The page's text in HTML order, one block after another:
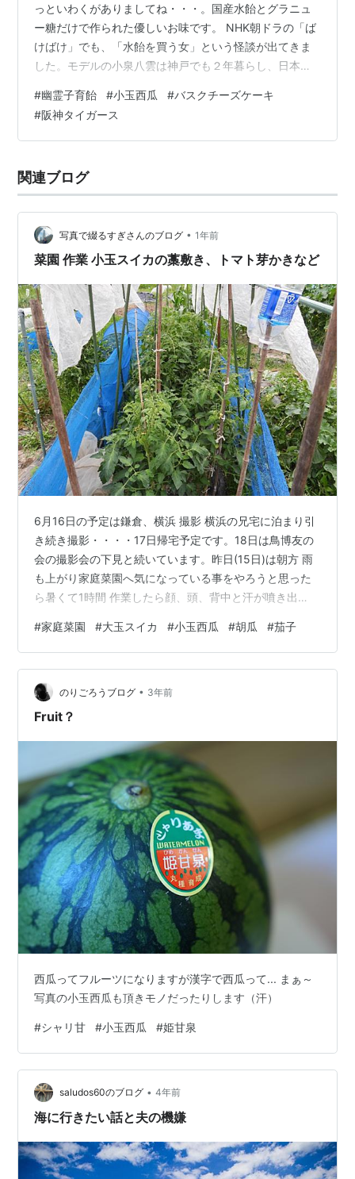
っといわくがありましてね・・・。国産水飴とグラニュ
ー糖だけで作られた優しいお味です。 NHK朝ドラの「ば
けばけ」でも、「水飴を買う女」という怪談が出てきま
した。モデルの小泉八雲は神戸でも２年暮らし、日本に
てました。 スイカ大好き夫婦ですが、今年も丸ごとスイ
カは小玉で済みそうです。大玉をガシガシ食べてたころ
があったなんて、自分でも信じられません。 デンマーク
たので、昨日英語クラスのあと、お仲間と行ってきまし
た。いただいたのはバスクチーズケーキとアイ…
#幽霊子育飴 #小玉西瓜 #バスクチーズケーキ
#阪神タイガース
関連ブログ
写真で綴るすぎさんのブログ • 1年前
菜園 作業 小玉スイカの藁敷き、トマト芽かきなど
6月16日の予定は鎌倉、横浜 撮影 横浜の兄宅に泊まり引
き続き撮影・・・・17日帰宅予定です。18日は鳥博友の
会の撮影会の下見と続いています。昨日(15日)は朝方 雨
も上がり家庭菜園へ気になっている事をやろうと思った
ら暑くて1時間 作業したら顔、頭、背中と汗が噴き出
たら34℃と異常な高さでした。これからは朝 早く畑作業
しなければと思っています。6月15日は家庭菜園の畑仕事
した後、御茶ノ水へ用事出かけて一日が終わりました。
大玉トマト一本仕立て 脇芽かきと紐で固定 大玉トマト12
本 大きくなっています。一本に現在約8個点いていま
#家庭菜園 #大玉スイカ #小玉西瓜 #胡瓜 #茄子
のりごろうブログ • 3年前
Fruit？
西瓜ってフルーツになりますが漢字で西瓜って... まぁ～
写真の小玉西瓜も頂きモノだったりします（汗）
#シャリ甘 #小玉西瓜 #姫甘泉
saludos60のブログ • 4年前
海に行きたい話と夫の機嫌